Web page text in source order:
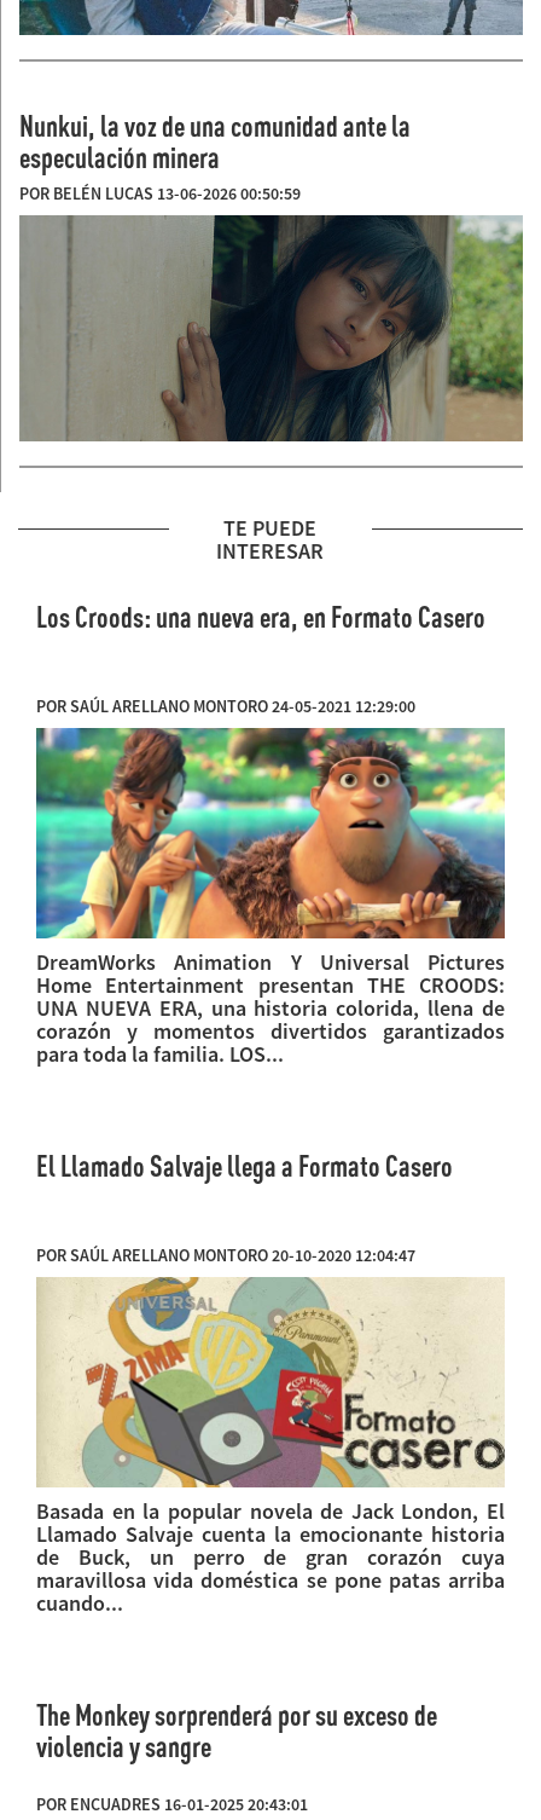
Nunkui, la voz de una comunidad ante la
especulación minera
POR BELÉN LUCAS 13-06-2026 00:50:59
TE PUEDE
INTERESAR
Los Croods: una nueva era, en Formato Casero
POR SAÚL ARELLANO MONTORO 24-05-2021 12:29:00
DreamWorks Animation Y Universal Pictures
Home Entertainment presentan THE CROODS:
UNA NUEVA ERA, una historia colorida, llena de
corazón y momentos divertidos garantizados
para toda la familia. LOS...
El Llamado Salvaje llega a Formato Casero
POR SAÚL ARELLANO MONTORO 20-10-2020 12:04:47
Basada en la popular novela de Jack London, El
Llamado Salvaje cuenta la emocionante historia
de Buck, un perro de gran corazón cuya
maravillosa vida doméstica se pone patas arriba
cuando...
The Monkey sorprenderá por su exceso de
violencia y sangre
POR ENCUADRES 16-01-2025 20:43:01